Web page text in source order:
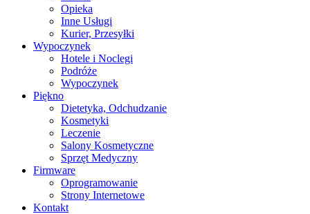
Opieka
Inne Usługi
Kurier, Przesyłki
Wypoczynek
Hotele i Noclegi
Podróże
Wypoczynek
Piękno
Dietetyka, Odchudzanie
Kosmetyki
Leczenie
Salony Kosmetyczne
Sprzęt Medyczny
Firmware
Oprogramowanie
Strony Internetowe
Kontakt